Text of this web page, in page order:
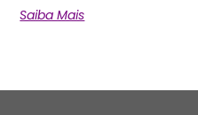
Saiba Mais